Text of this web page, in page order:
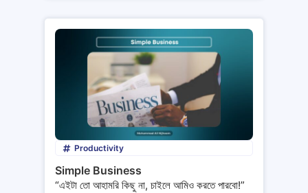
Productivity
Simple Business
“এইটা তো আহামরি কিছু না, চাইলে আমিও করতে পারবো!”